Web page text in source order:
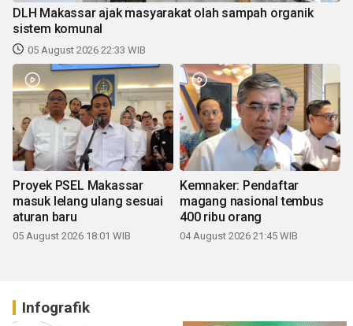
DLH Makassar ajak masyarakat olah sampah organik
sistem komunal
05 August 2026 22:33 WIB
Proyek PSEL Makassar
masuk lelang ulang sesuai
aturan baru
05 August 2026 18:01 WIB
Kemnaker: Pendaftar
magang nasional tembus
400 ribu orang
04 August 2026 21:45 WIB
Infografik